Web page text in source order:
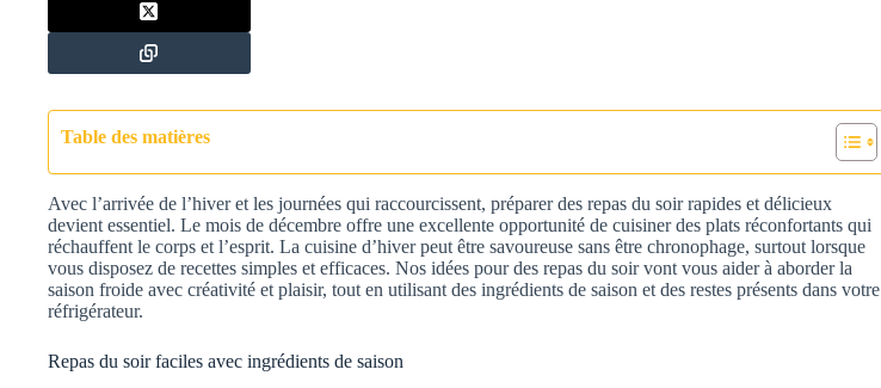
Table des matières
Avec l’arrivée de l’hiver et les journées qui raccourcissent, préparer des repas du soir rapides et délicieux
devient essentiel. Le mois de décembre offre une excellente opportunité de cuisiner des plats réconfortants qui
réchauffent le corps et l’esprit. La cuisine d’hiver peut être savoureuse sans être chronophage, surtout lorsque
vous disposez de recettes simples et efficaces. Nos idées pour des repas du soir vont vous aider à aborder la
saison froide avec créativité et plaisir, tout en utilisant des ingrédients de saison et des restes présents dans votre
réfrigérateur.
Repas du soir faciles avec ingrédients de saison